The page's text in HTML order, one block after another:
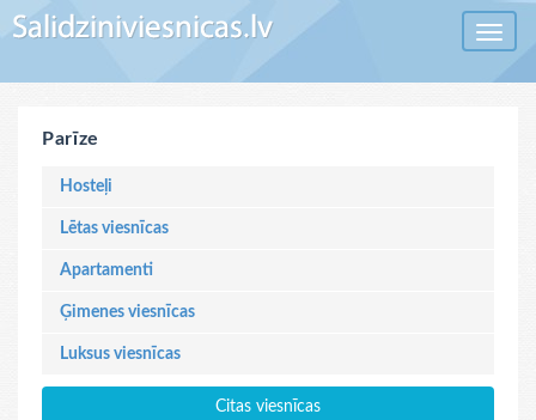
Toggle
Parīze
Hosteļi
Lētas viesnīcas
Apartamenti
Ģimenes viesnīcas
Luksus viesnīcas
Citas viesnīcas